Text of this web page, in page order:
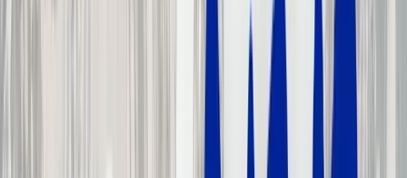
gratuit pour sauvegarder les mots que tu ne comprends pas.
↓ Télécharger PDF
Évalue ton français en 5 minutes.
16 questions + 3 phrases à prononcer. Tu repars avec ton niveau exact